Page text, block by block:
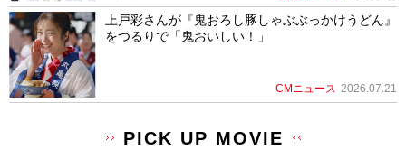
上戸彩さんが『鬼おろし豚しゃぶぶっかけうどん』
をつるりで「鬼おいしい！」
CMニュース 2026.07.21
PICK UP MOVIE